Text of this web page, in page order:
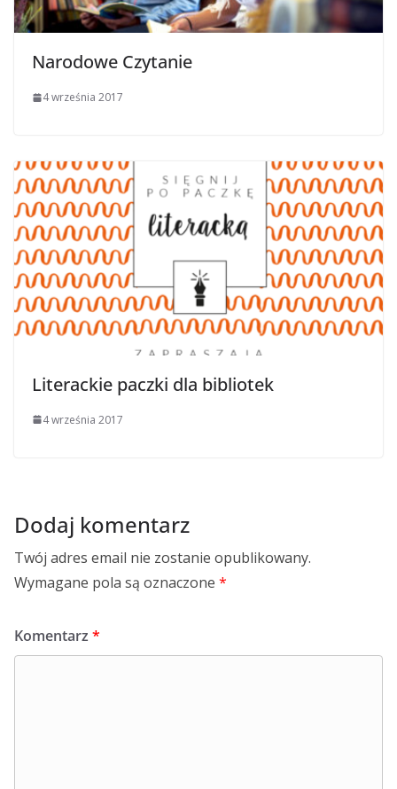
Narodowe Czytanie
4 września 2017
Literackie paczki dla bibliotek
4 września 2017
Dodaj komentarz
Twój adres email nie zostanie opublikowany.
Wymagane pola są oznaczone *
Komentarz *